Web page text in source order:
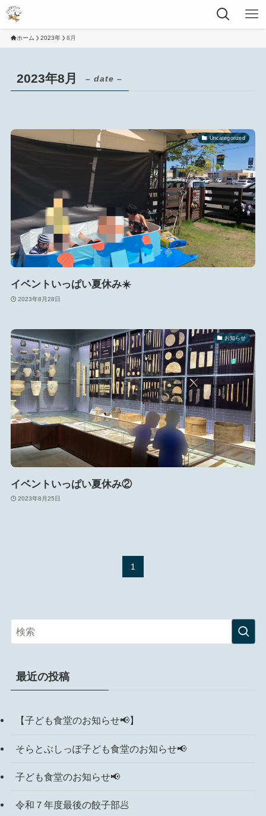
ホーム 2023年 8月
2023年8月 – date –
Uncategorized
イベントいっぱい夏休み☀️
2023年8月28日
お知らせ
イベントいっぱい夏休み②
2023年8月25日
1
最近の投稿
【子ども食堂のお知らせ📢】
そらとぶしっぽ子ども食堂のお知らせ📢
子ども食堂のお知らせ📢
令和７年度最後の餃子部🥟